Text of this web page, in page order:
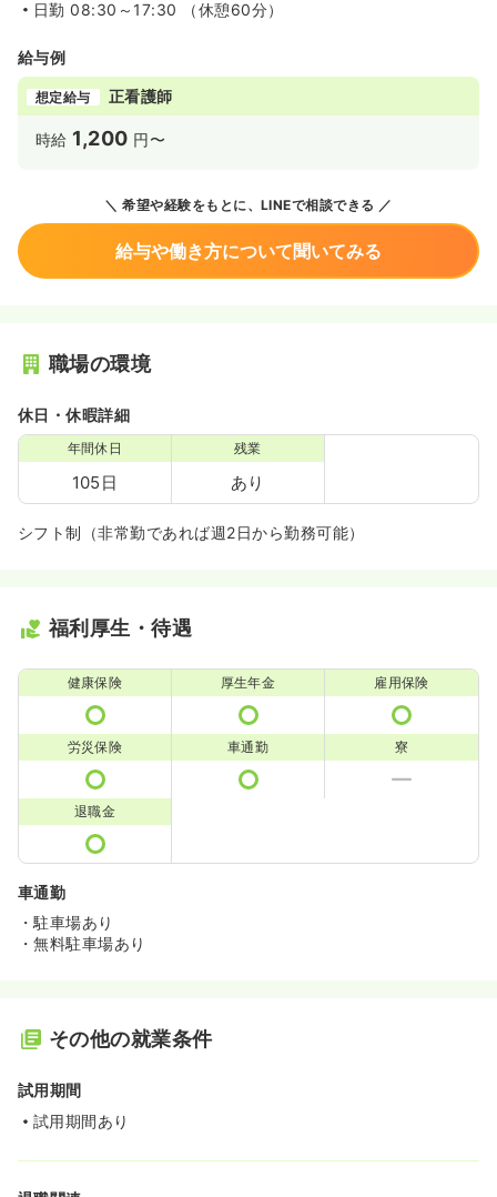
日勤 08:30～17:30 （休憩60分）
給与例
想定給与 正看護師
時給 1,200 円〜
希望や経験をもとに、LINEで相談できる
給与や働き方について聞いてみる
職場の環境
休日・休暇詳細
年間休日
105日
残業
あり
シフト制（非常勤であれば週2日から勤務可能）
福利厚生・待遇
健康保険 厚生年金 雇用保険
労災保険 車通勤 寮
退職金
車通勤
・駐車場あり
・無料駐車場あり
その他の就業条件
試用期間
試用期間あり